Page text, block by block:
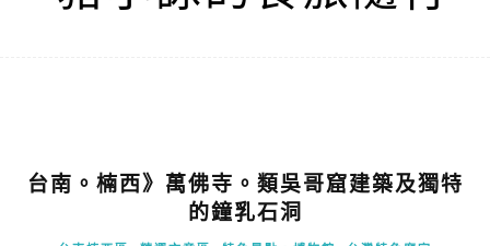
台南。楠西》萬佛寺。類吳哥窟建築及獨特
的鐘乳石洞